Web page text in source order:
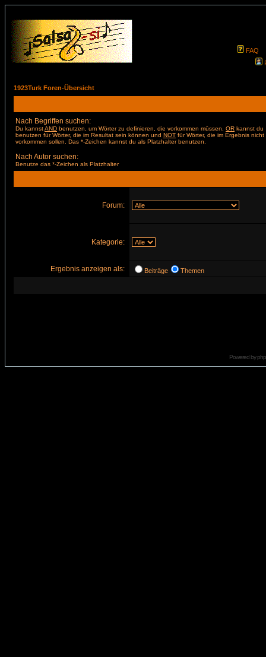
FAQ
1923Turk Foren-Übersicht
Nach Begriffen suchen:
Du kannstAND benutzen, um Wörter zu definieren, die vorkommen müssen, OR kannst du
benutzen für Wörter, die im Resultat sein können und NOT für Wörter, die im Ergebnis nicht
vorkommen sollen. Das *-Zeichen kannst du als Platzhalter benutzen.
Nach Autor suchen:
Benutze das *-Zeichen als Platzhalter
Forum:
Kategorie:
Ergebnis anzeigen als: Beiträge Themen
Powered by